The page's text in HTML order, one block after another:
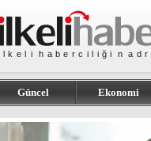
Güncel Ekonomi